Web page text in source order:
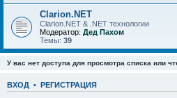
Clarion.NET
Clarion.NET & .NET технологии
Модератор: Дед Пахом
Темы: 39
У вас нет доступа для просмотра списка или
ВХОД • РЕГИСТРАЦИЯ